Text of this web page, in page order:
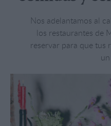
Nos adelantamos al
los restaurantes de
reservar para que tus